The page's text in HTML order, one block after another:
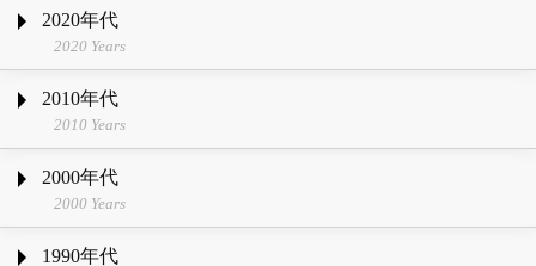
2020年代
2020 Years
2010年代
2010 Years
2000年代
2000 Years
1990年代